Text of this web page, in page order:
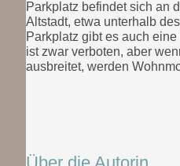
Parkplatz befindet sich an
Altstadt, etwa unterhalb
Parkplatz gibt es auch
ist zwar verboten, aber
ausbreitet, werden